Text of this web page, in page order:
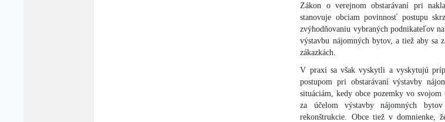
Zákon o verejnom obstarávaní pri
stanovuje obciam povinnosť postupu
zvýhodňovaniu vybraných podnikateľov
výstavbu nájomných bytov, a tiež aby sa
zákazkách.
V praxi sa však vyskytli a vyskytujú
postupom pri obstarávaní výstavby
situáciám, kedy obce pozemky vo
za účelom výstavby nájomných
rekonštrukcie. Obce tiež v domnienke,